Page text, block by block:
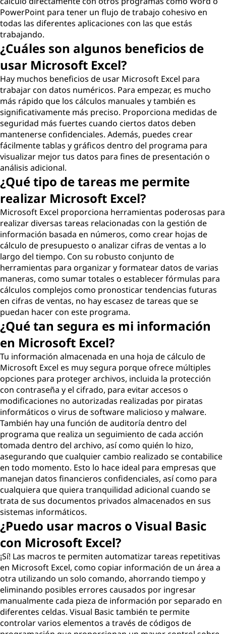
PowerPoint para tener un flujo de trabajo cohesivo en
todas las diferentes aplicaciones con las que estás
trabajando.
¿Cuáles son algunos beneficios de
usar Microsoft Excel?
Hay muchos beneficios de usar Microsoft Excel para
trabajar con datos numéricos. Para empezar, es mucho
más rápido que los cálculos manuales y también es
significativamente más preciso. Proporciona medidas de
seguridad más fuertes cuando ciertos datos deben
mantenerse confidenciales. Además, puedes crear
fácilmente tablas y gráficos dentro del programa para
visualizar mejor tus datos para fines de presentación o
análisis adicional.
¿Qué tipo de tareas me permite
realizar Microsoft Excel?
Microsoft Excel proporciona herramientas poderosas para
realizar diversas tareas relacionadas con la gestión de
información basada en números, como crear hojas de
cálculo de presupuesto o analizar cifras de ventas a lo
largo del tiempo. Con su robusto conjunto de
herramientas para organizar y formatear datos de varias
maneras, como sumar totales o establecer fórmulas para
cálculos complejos como pronosticar tendencias futuras
en cifras de ventas, no hay escasez de tareas que se
puedan hacer con este programa.
¿Qué tan segura es mi información
en Microsoft Excel?
Tu información almacenada en una hoja de cálculo de
Microsoft Excel es muy segura porque ofrece múltiples
opciones para proteger archivos, incluida la protección
con contraseña y el cifrado, para evitar accesos o
modificaciones no autorizadas realizadas por piratas
informáticos o virus de software malicioso y malware.
También hay una función de auditoría dentro del
programa que realiza un seguimiento de cada acción
tomada dentro del archivo, así como quién lo hizo,
asegurando que cualquier cambio realizado se contabilice
en todo momento. Esto lo hace ideal para empresas que
manejan datos financieros confidenciales, así como para
cualquiera que quiera tranquilidad adicional cuando se
trata de sus documentos privados almacenados en sus
sistemas informáticos.
¿Puedo usar macros o Visual Basic
con Microsoft Excel?
¡Sí! Las macros te permiten automatizar tareas repetitivas
en Microsoft Excel, como copiar información de un área a
otra utilizando un solo comando, ahorrando tiempo y
eliminando posibles errores causados por ingresar
manualmente cada pieza de información por separado en
diferentes celdas. Visual Basic también te permite
controlar varios elementos a través de códigos de